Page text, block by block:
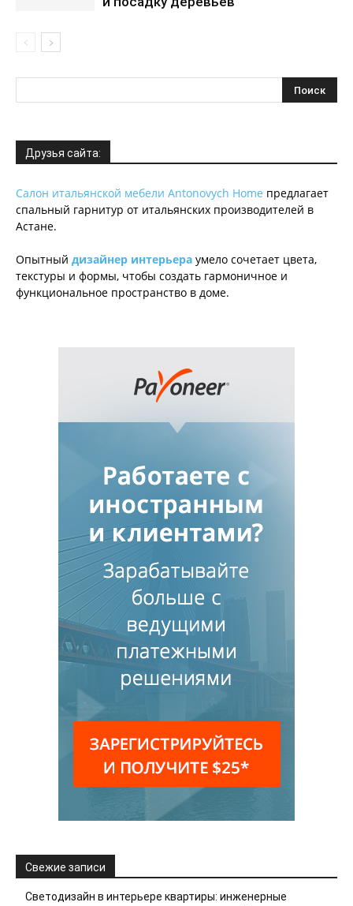
Друзья сайта:
Салон итальянской мебели Antonovych Home предлагает
спальный гарнитур от итальянских производителей в
Астане.
Опытный дизайнер интерьера умело сочетает цвета,
текстуры и формы, чтобы создать гармоничное и
функциональное пространство в доме.
Свежие записи
Светодизайн в интерьере квартиры: инженерные